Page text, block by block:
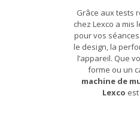
Grâce aux tests
chez Lexco a mis
pour vos
le design, la
l’appareil. Que
forme ou un
machine de
Lexco